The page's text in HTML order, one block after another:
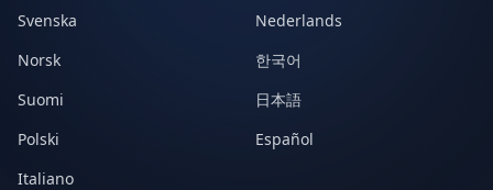
Svenska
Nederlands
Norsk
한국어
Suomi
日本語
Polski
Español
Italiano